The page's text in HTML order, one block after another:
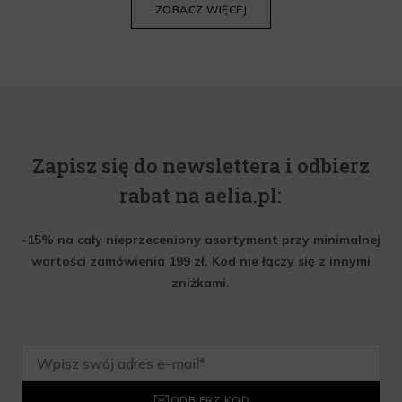
ZOBACZ WIĘCEJ
Zapisz się do newslettera i odbierz
rabat na aelia.pl:
-15% na cały nieprzeceniony asortyment przy minimalnej
wartości zamówienia 199 zł. Kod nie łączy się z innymi
zniżkami.